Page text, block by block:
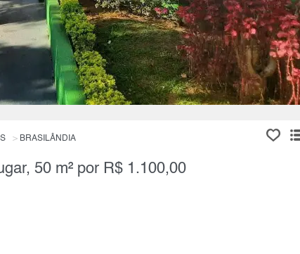
BRASILÂNDIA
50 m² por R$ 1.100,00